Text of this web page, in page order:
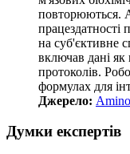
повторюються.
працездатності
на суб'єктивне
включав дані як
протоколів.
формулах для
Джерело:
Думки експертів